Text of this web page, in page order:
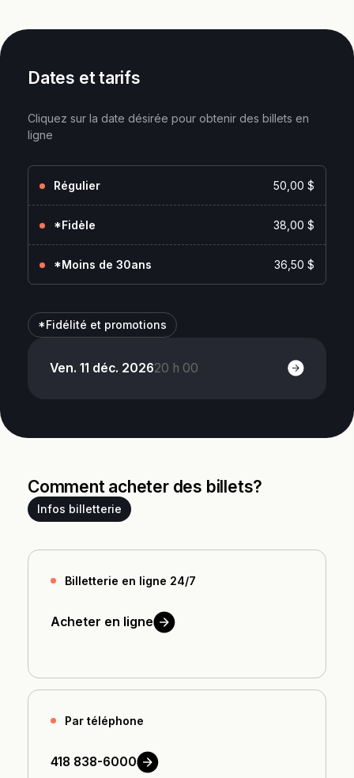
Dates et tarifs
Cliquez sur la date désirée pour obtenir des billets en
ligne
Régulier 50,00 $
*Fidèle 38,00 $
*Moins de 30ans 36,50 $
*Fidélité et promotions
Ven. 11 déc. 202620 h 00
Comment acheter des billets?
Infos billetterie
Billetterie en ligne 24/7
Acheter en ligne
Par téléphone
418 838-6000